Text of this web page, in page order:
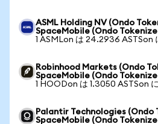
ASML Holding NV (Ondo
SpaceMobile (Ondo
1 ASMLon は 24.2936 ASTSon
Robinhood Markets (Ondo
SpaceMobile (Ondo
1 HOODon は 1.3050 ASTSon
Palantir Technologies (Ondo
SpaceMobile (Ondo